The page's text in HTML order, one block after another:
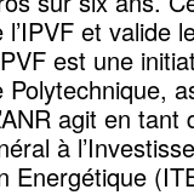
et valide
est une
Polytechnique,
agit en tant
à
Energétique